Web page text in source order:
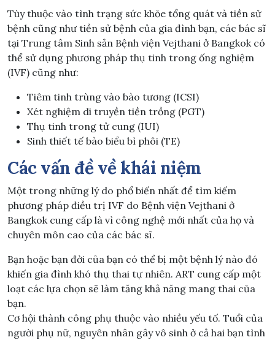
Tùy thuộc vào tình trạng sức khỏe tổng quát và tiền sử
bệnh cũng như tiền sử bệnh của gia đình bạn, các bác sĩ
tại Trung tâm Sinh sản Bệnh viện Vejthani ở Bangkok có
thể sử dụng phương pháp thụ tinh trong ống nghiệm
(IVF) cũng như:
Tiêm tinh trùng vào bào tương (ICSI)
Xét nghiệm di truyền tiền trồng (PGT)
Thụ tinh trong tử cung (IUI)
Sinh thiết tế bào biểu bì phôi (TE)
Các vấn đề về khái niệm
Một trong những lý do phổ biến nhất để tìm kiếm
phương pháp điều trị IVF do Bệnh viện Vejthani ở
Bangkok cung cấp là vì công nghệ mới nhất của họ và
chuyên môn cao của các bác sĩ.
Bạn hoặc bạn đời của bạn có thể bị một bệnh lý nào đó
khiến gia đình khó thụ thai tự nhiên. ART cung cấp một
loạt các lựa chọn sẽ làm tăng khả năng mang thai của
bạn.
Cơ hội thành công phụ thuộc vào nhiều yếu tố. Tuổi của
người phụ nữ, nguyên nhân gây vô sinh ở cả hai bạn tình